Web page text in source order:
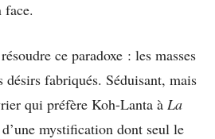
face.
ce paradoxe : les masses
désirs fabriqués. Séduisant, mais
qui préfère Koh-Lanta à La
mystification dont seul le